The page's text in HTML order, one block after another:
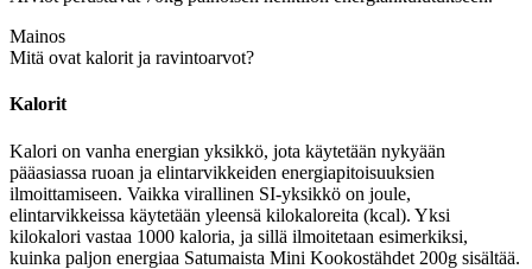
Mainos
Mitä ovat kalorit ja ravintoarvot?
Kalorit
Kalori on vanha energian yksikkö, jota käytetään nykyään
pääasiassa ruoan ja elintarvikkeiden energiapitoisuuksien
ilmoittamiseen. Vaikka virallinen SI-yksikkö on joule,
elintarvikkeissa käytetään yleensä kilokaloreita (kcal). Yksi
kilokalori vastaa 1000 kaloria, ja sillä ilmoitetaan esimerkiksi,
kuinka paljon energiaa Satumaista Mini Kookostähdet 200g sisältää.